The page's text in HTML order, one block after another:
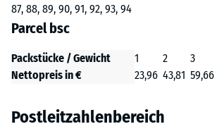
87, 88, 89, 90, 91, 92, 93, 94
Parcel bsc
Packstücke / Gewicht 1 2 3
Nettopreis in €
23,96 43,81 59,66
Postleitzahlenbereich